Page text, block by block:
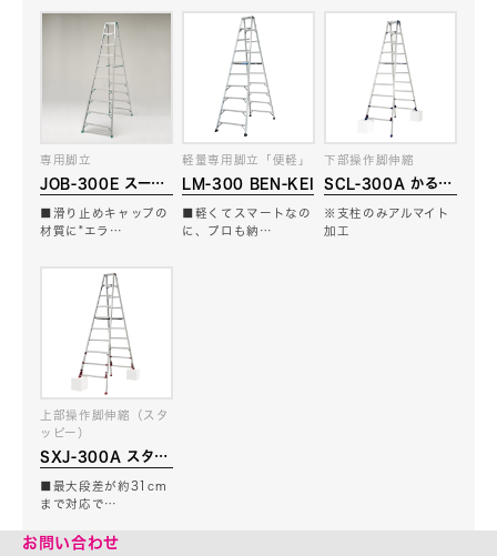
JOB-300E スーパ
専用脚立
■滑り止めキャップの
材質に*エラ…
LM-300 BEN-KEI
軽量専用脚立「便軽」
■軽くてスマートなの
に、プロも納…
SCL-300A かるノ
下部操作脚伸縮
※支柱のみアルマイト
加工
SXJ-300A スタッ
上部操作脚伸縮（スタ
ッピー）
■最大段差が約31cm
まで対応で…
お問い合わせ